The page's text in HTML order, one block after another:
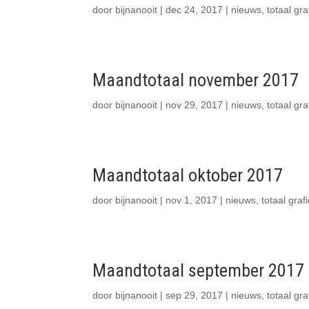
door bijnanooit |dec 24, 2017 | nieuws ,totaal
Maandtotaal november 2017
door bijnanooit | nov 29, 2017 | nieuws ,totaal
Maandtotaal oktober 2017
door bijnanooit | nov 1, 2017 | nieuws ,totaal
Maandtotaal september 2017
door bijnanooit |sep 29, 2017 | nieuws ,totaal